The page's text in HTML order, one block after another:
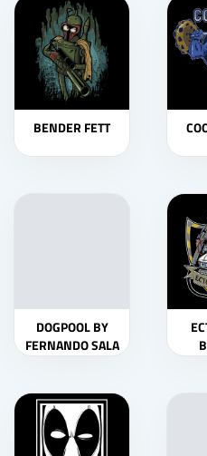
BENDER FETT
DOGPOOL BY
FERNANDO SALA